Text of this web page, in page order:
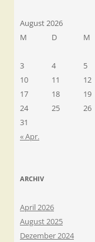
August 2026
M
D M
3
4 5
10
11 12
17
18 19
24
25 26
31
« Apr.
ARCHIV
April 2026
August 2025
Dezember 2024